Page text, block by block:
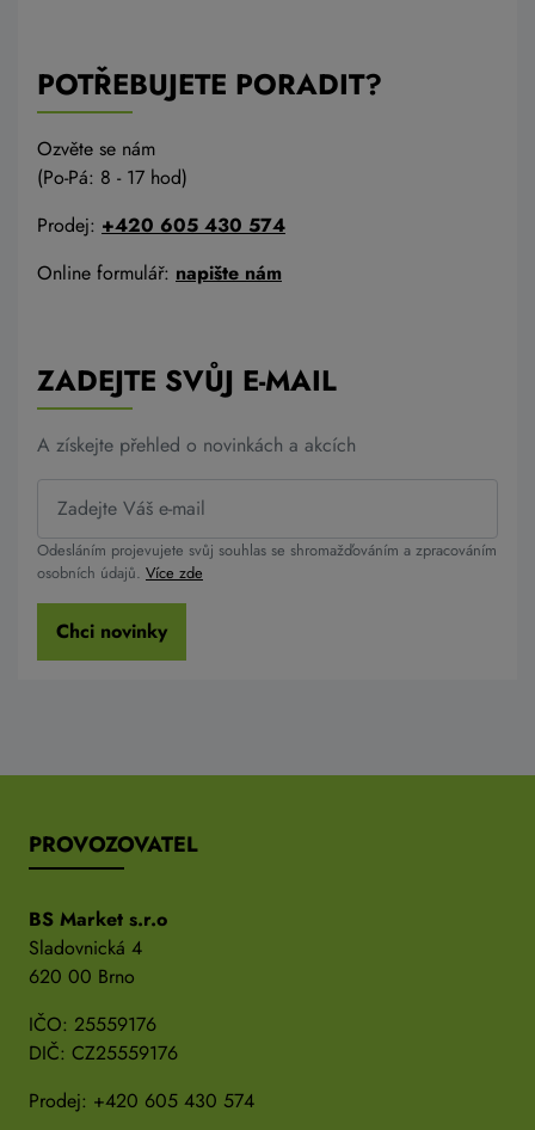
POTŘEBUJETE PORADIT?
Ozvěte se nám
(Po-Pá: 8 - 17 hod)
Prodej: +420 605 430 574
Online formulář: napište nám
ZADEJTE SVŮJ E-MAIL
A získejte přehled o novinkách a akcích
Odesláním projevujete svůj souhlas se shromažďováním a zpracováním
osobních údajů. Více zde
Chci novinky
PROVOZOVATEL
BS Market s.r.o
Sladovnická 4
620 00 Brno
IČO: 25559176
DIČ: CZ25559176
Prodej: +420 605 430 574